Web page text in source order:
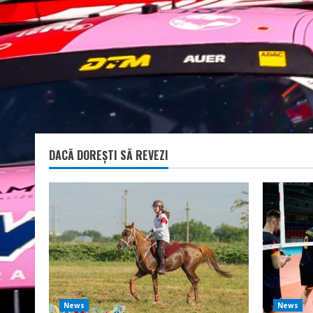
DACĂ DOREȘTI SĂ REVEZI
News News